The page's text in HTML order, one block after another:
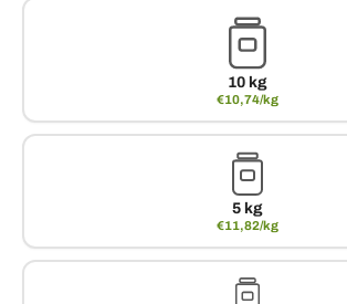
10 kg
€10,74/kg
5 kg
€11,82/kg